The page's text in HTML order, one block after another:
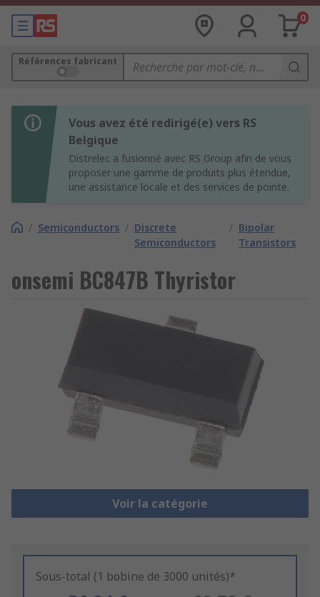
0
Références fabricant
Vous avez été redirigé(e) vers RS
Belgique
Distrelec a fusionné avec RS Group afin de vous
proposer une gamme de produits plus étendue,
une assistance locale et des services de pointe.
/ Semiconductors / Discrete
Semiconductors
/ Bipolar
Transistors
onsemi BC847B Thyristor
Voir la catégorie
Sous-total (1 bobine de 3000 unités)*